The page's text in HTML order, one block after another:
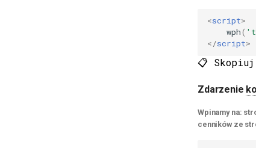
<script>
wph(
</script>
📋
Zdarzenie
Wpinamy na:
cenników ze